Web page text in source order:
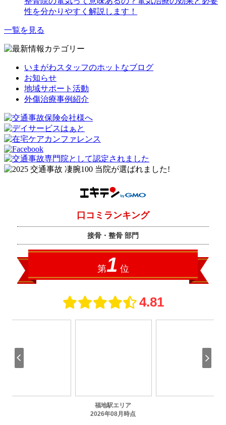
性を分かりやすく解説します！
一覧を見る
いまがわスタッフのホットなブログ
お知らせ
地域サポート活動
外傷治療事例紹介